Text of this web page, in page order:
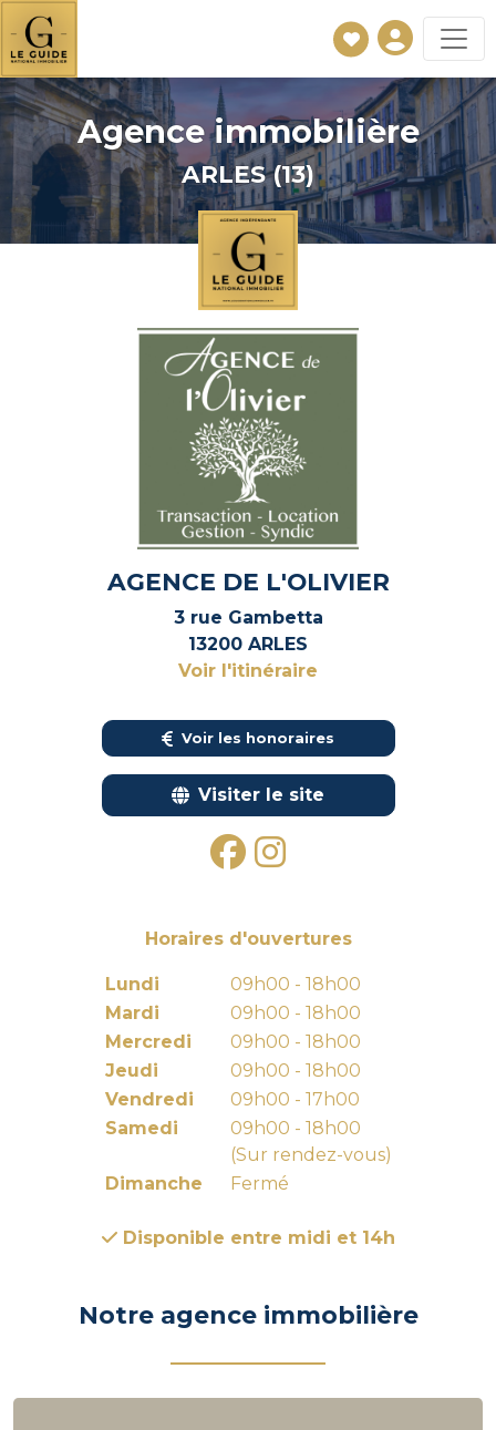
Agence immobilière
ARLES (13)
AGENCE DE L'OLIVIER
3 rue Gambetta
13200 ARLES
Voir l'itinéraire
Voir les honoraires
Visiter le site
Horaires d'ouvertures
Lundi
09h00 - 18h00
Mardi
09h00 - 18h00
Mercredi
09h00 - 18h00
Jeudi
09h00 - 18h00
Vendredi
09h00 - 17h00
Samedi
09h00 - 18h00
(Sur rendez-vous)
Dimanche
Fermé
Disponible entre midi et 14h
Notre agence immobilière